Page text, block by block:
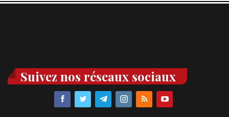
Suivez nos réseaux sociaux